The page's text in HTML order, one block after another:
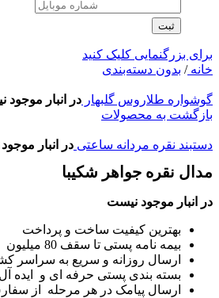
ثبت
برای بزرگنمایی کلیک کنید
خانه/ بدون دسته‌بندی
گوشواره طلاروس گلبهار در انبار موجود
بازگشت به محصولات
دستبند نقره مردانه ساعتی در انبار
مدال نقره جواهر شکیبا
در انبار موجود نیست
بهترین کیفیت ساخت و پرداخت
بیمه نامه پستی تا سقف 80 میلیون
ارسال روزانه و سریع به سراسر
بسته بندی پستی حرفه ای و ایده آل
ارسال پیامک در هر مرحله از